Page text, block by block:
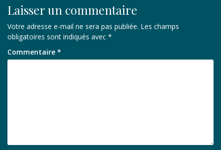
Laisser un commentaire
Votre adresse e-mail ne sera pas publiée. Les champs
obligatoires sont indiqués avec *
Commentaire *